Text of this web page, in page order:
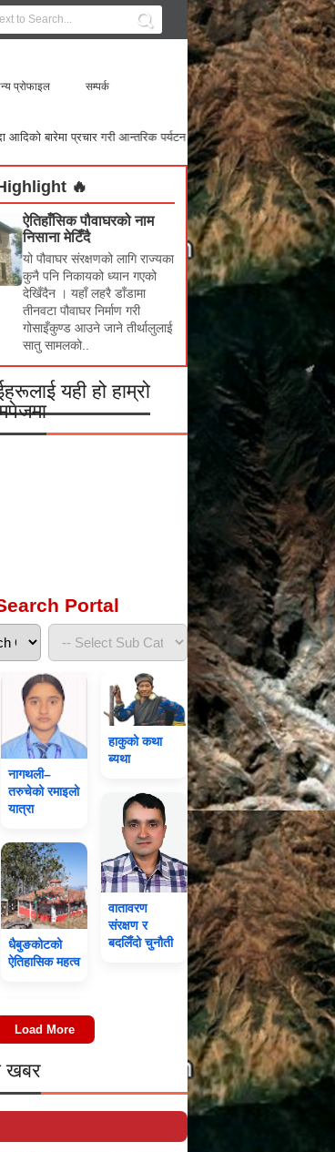
प्रोफाइल सम्पर्क
पर्यटन विकासमा सहयोग पुर्‌याउन त्यस्ता सामग्रीहरू हामीलाई
🔥
ऐतिहाँसिक पौवाघरको नाम
निसाना मेटिँदै
यो पौवाघर संरक्षणको लागि राज्यका
कुनै पनि निकायको ध्यान गएको
देखिँदैन । यहाँ लहरै डाँडामा
तीनवटा पौवाघर निर्माण गरी
गोसाइँकुण्ड आउने जाने तीर्थालुलाई
सातु सामलको..
यही हो हाम्रो
Portal
नागथली–
तरुचेको रमाइलो
यात्रा
धैबुङकोटको
ऐतिहासिक महत्व
हाकुको कथा
ब्यथा
वातावरण
संरक्षण र
बदलिँदो चुनौती
Load More
खबर